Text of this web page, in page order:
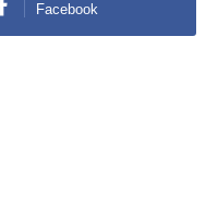
Facebook